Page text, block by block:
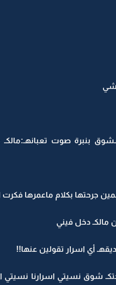
شي
صوت تعبانهـ:مالكـ
بكلام ماعمرها فكرت
مالكـ دخل فيني
أي اسرار تقولين عنها!!
نسيتي اسرارنا نسيتي